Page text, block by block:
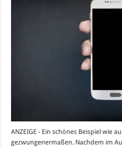
ANZEIGE - Ein schönes Beispiel wie
gezwungenermaßen. Nachdem im